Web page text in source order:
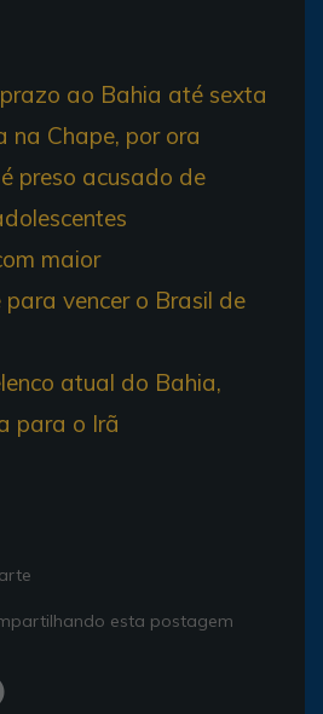
ao Bahia até sexta
na Chape, por ora
preso acusado de
maior
vencer o Brasil de
atual do Bahia,
para o Irã
esta postagem